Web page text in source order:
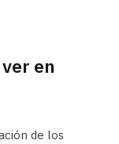
en
de los